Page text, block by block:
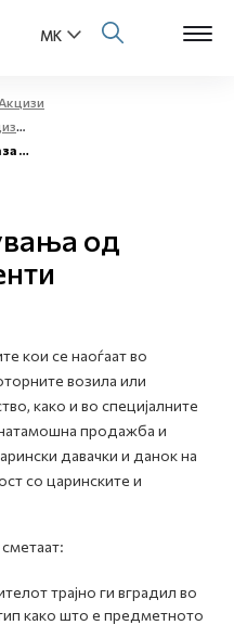
Акцизи
од
кои се наоѓаат во
возила или
како и во специјалните
продажба и
давачки и данок на
со царинските и
трајно ги вградил во
како што е предметното